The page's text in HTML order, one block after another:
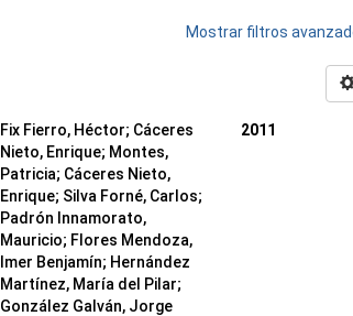
Mostrar filtros
Fix Fierro, Héctor; Cáceres
Nieto, Enrique; Montes,
Patricia; Cáceres Nieto,
Enrique; Silva Forné, Carlos;
Padrón Innamorato,
Mauricio; Flores Mendoza,
Imer Benjamín; Hernández
Martínez, María del Pilar;
González Galván, Jorge
2011